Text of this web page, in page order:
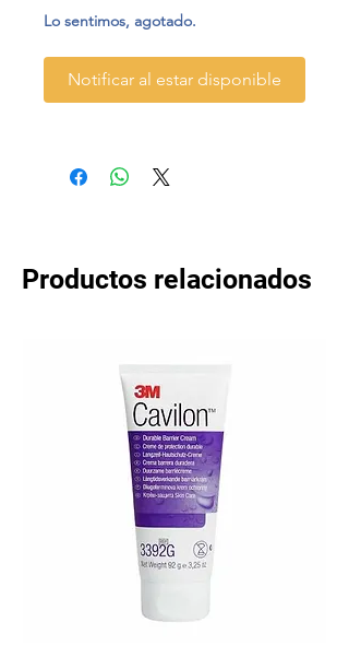
Lo sentimos, agotado.
Notificar al estar disponible
Productos relacionados